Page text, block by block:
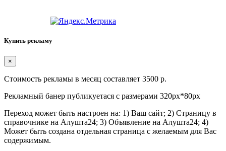
Купить рекламу
×
Стоимость рекламы в месяц составляет 3500 р.
Рекламный банер публикуетася с размерами 320px*80px
Переход может быть настроен на: 1) Ваш сайт; 2) Страницу в
справочнике на Алушта24; 3) Объявление на Алушта24; 4)
Может быть создана отдельная страница с желаемым для Вас
содержимым.